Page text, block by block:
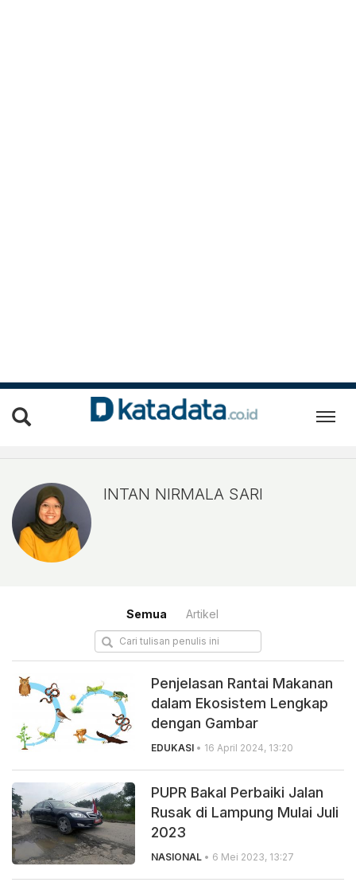
Intan Nirmala Sari
INTAN NIRMALA SARI
Semua Artikel
Penjelasan Rantai Makanan
dalam Ekosistem Lengkap
dengan Gambar
EDUKASI • 16 April 2024, 13:20
PUPR Bakal Perbaiki Jalan
Rusak di Lampung Mulai Juli
2023
NASIONAL • 6 Mei 2023, 13:27